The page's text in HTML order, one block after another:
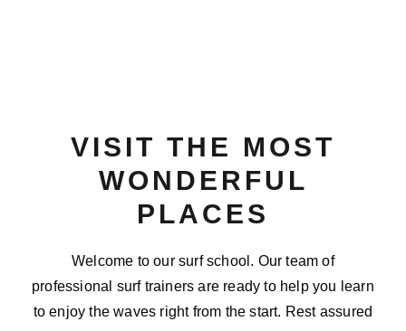
VISIT THE MOST
WONDERFUL
PLACES
Welcome to our surf school. Our team of
professional surf trainers are ready to help you learn
to enjoy the waves right from the start. Rest assured